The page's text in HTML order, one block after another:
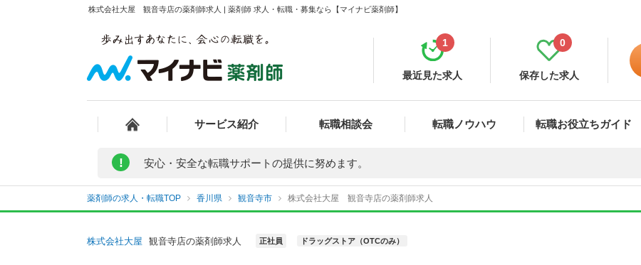
株式会社大屋 観音寺店の薬剤師求人 | 薬剤師 求人・転職・募集なら【マイナビ薬剤師】
最近見た求人
1
保存した求人
0
サービス紹介 転職相談会 転職ノウハウ 転職お役立ちガイド
! 安心・安全な転職サポートの提供に努めます。
薬剤師の求人・転職TOP 香川県 観音寺市 株式会社大屋 観音寺店の薬剤師求人
株式会社大屋 観音寺店の薬剤師求人 正社員 ドラッグストア（OTCのみ）